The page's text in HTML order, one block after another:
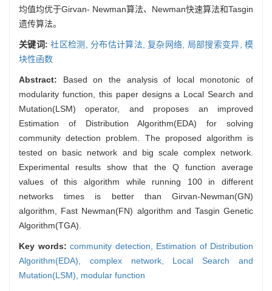
均值均优于Girvan- Newman算法、Newman快速算法和Tasgin
遗传算法。
关键词:社区检测, 分布估计算法,复杂网络, 局部搜索变异,模
块性函数
Abstract: Based on the analysis of local monotonic of
modularity function, this paper designs a Local Search and
Mutation(LSM) operator, and proposes an improved
Estimation of Distribution Algorithm(EDA) for solving
community detection problem. The proposed algorithm is
tested on basic network and big scale complex network.
Experimental results show that the Q function average
values of this algorithm while running 100 in different
networks times is better than Girvan-Newman(GN)
algorithm, Fast Newman(FN) algorithm and Tasgin Genetic
Algorithm(TGA).
Key words: community detection, Estimation of Distribution
Algorithm(EDA), complex network, Local Search and
Mutation(LSM), modular function